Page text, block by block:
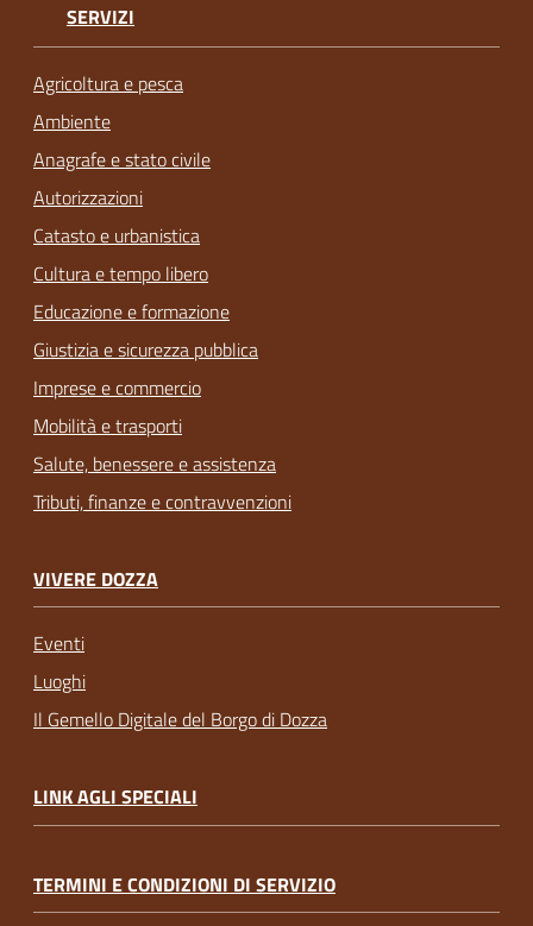
SERVIZI
Agricoltura e pesca
Ambiente
Anagrafe e stato civile
Autorizzazioni
Catasto e urbanistica
Cultura e tempo libero
Educazione e formazione
Giustizia e sicurezza pubblica
Imprese e commercio
Mobilità e trasporti
Salute, benessere e assistenza
Tributi, finanze e contravvenzioni
VIVERE DOZZA
Eventi
Luoghi
Il Gemello Digitale del Borgo di Dozza
LINK AGLI SPECIALI
TERMINI E CONDIZIONI DI SERVIZIO